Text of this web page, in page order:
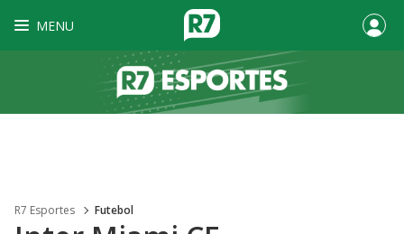
MENU
R7 Esportes Futebol